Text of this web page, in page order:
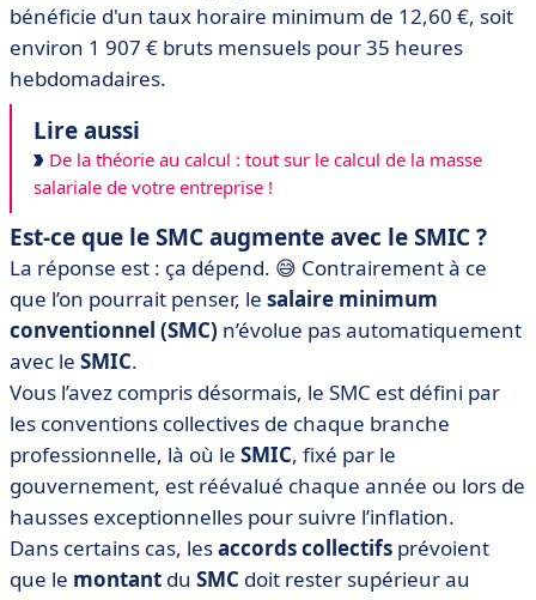
bénéficie d'un taux horaire minimum de 12,60 €, soit
environ 1 907 € bruts mensuels pour 35 heures
hebdomadaires.
Lire aussi
De la théorie au calcul : tout sur le calcul de la masse
salariale de votre entreprise !
Est-ce que le SMC augmente avec le SMIC ?
La réponse est : ça dépend. 😅 Contrairement à ce
que l’on pourrait penser, le salaire minimum
conventionnel (SMC) n’évolue pas automatiquement
avec le SMIC.
Vous l’avez compris désormais, le SMC est défini par
les conventions collectives de chaque branche
professionnelle, là où le SMIC, fixé par le
gouvernement, est réévalué chaque année ou lors de
hausses exceptionnelles pour suivre l’inflation.
Dans certains cas, lesaccords collectifs prévoient
que le montant du SMC doit rester supérieur au